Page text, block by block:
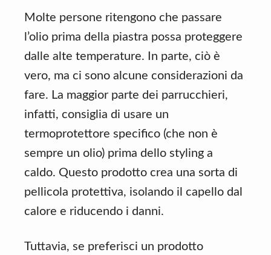
Molte persone ritengono che passare
l’olio prima della piastra possa proteggere
dalle alte temperature. In parte, ciò è
vero, ma ci sono alcune considerazioni da
fare. La maggior parte dei parrucchieri,
infatti, consiglia di usare un
termoprotettore specifico (che non è
sempre un olio) prima dello styling a
caldo. Questo prodotto crea una sorta di
pellicola protettiva, isolando il capello dal
calore e riducendo i danni.
Tuttavia, se preferisci un prodotto